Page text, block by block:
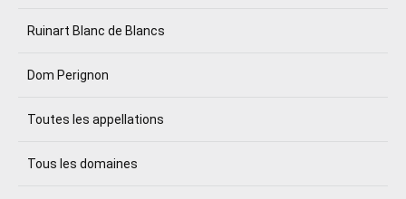
Ruinart Blanc de Blancs
Dom Perignon
Toutes les appellations
Tous les domaines